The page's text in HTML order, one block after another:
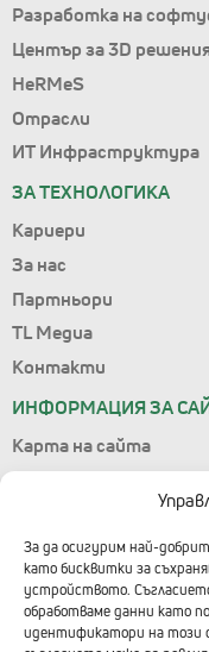
За да осигурим най-
като бисквитки за
устройството.
обработваме данни като
идентификатори на този
Разработка на
Център за 3D
HeRMeS
Отрасли
ИТ Инфраструктура
ЗА ТЕХНОЛОГИКА
Кариери
За нас
Партньори
TL Медиа
Контакти
ИНФОРМАЦИЯ ЗА
Карта на сайта
Лични данни
Условия за ползване
Управление на
Правила за подаване
КОНТАКТИ С